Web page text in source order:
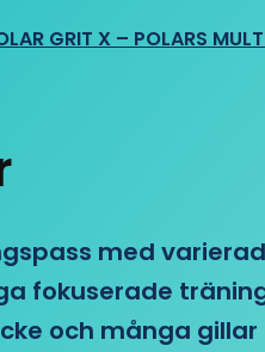
GRIT X – POLARS
med
fokuserade
och många